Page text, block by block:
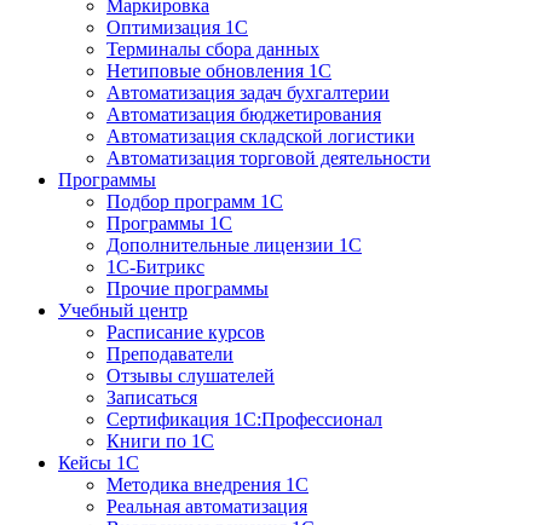
Маркировка
Оптимизация 1С
Терминалы сбора данных
Нетиповые обновления 1С
Автоматизация задач бухгалтерии
Автоматизация бюджетирования
Автоматизация складской логистики
Автоматизация торговой деятельности
Программы
Подбор программ 1С
Программы 1С
Дополнительные лицензии 1С
1С-Битрикс
Прочие программы
Учебный центр
Расписание курсов
Преподаватели
Отзывы слушателей
Записаться
Сертификация 1С:Профессионал
Книги по 1С
Кейсы 1С
Методика внедрения 1С
Реальная автоматизация